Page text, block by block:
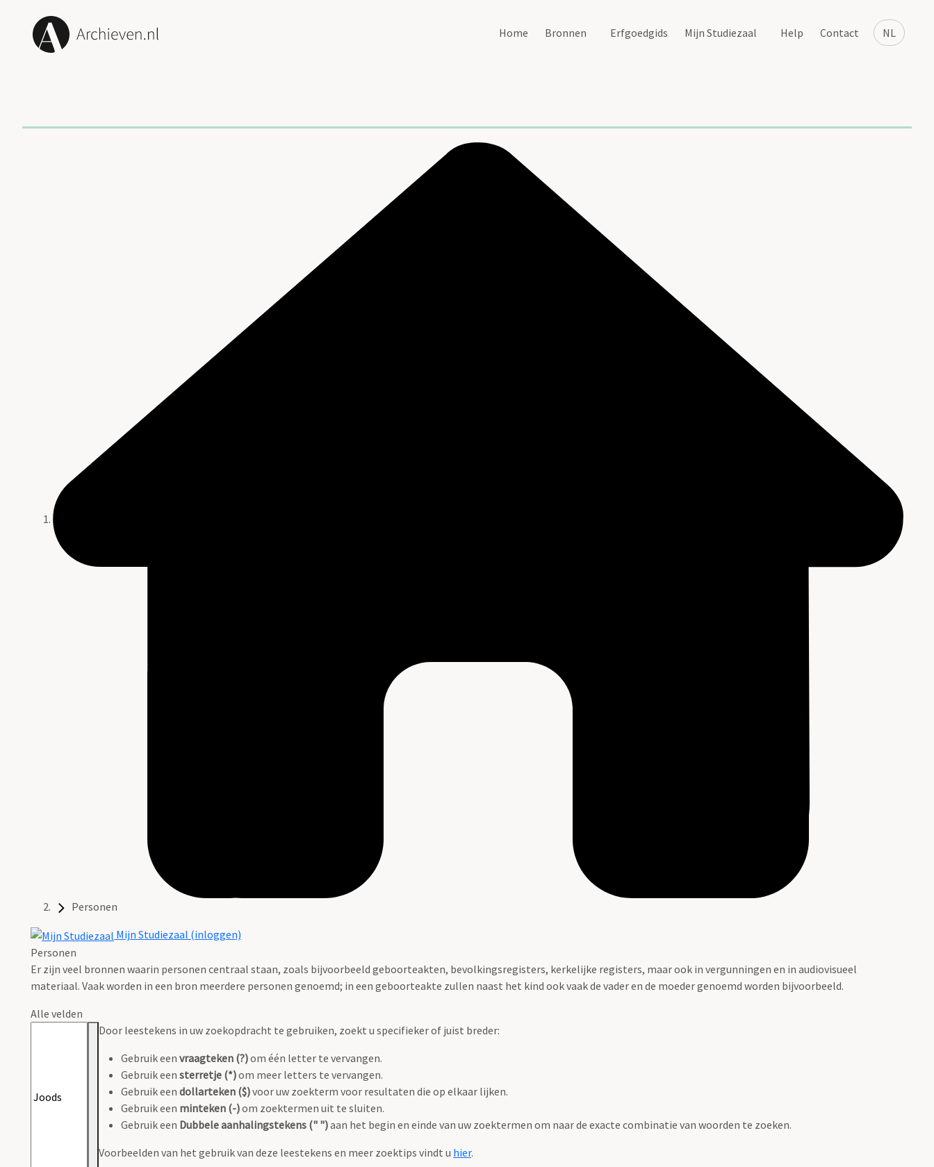
NL
Home Bronnen Erfgoedgids Mijn Studiezaal Help Contact
Personen
Mijn Studiezaal (inloggen)
Personen
Er zijn veel bronnen waarin personen centraal staan, zoals bijvoorbeeld geboorteakten, bevolkingsregisters, kerkelijke registers, maar ook in vergunningen en in audiovisueel
materiaal. Vaak worden in een bron meerdere personen genoemd; in een geboorteakte zullen naast het kind ook vaak de vader en de moeder genoemd worden bijvoorbeeld.
Alle velden
Door leestekens in uw zoekopdracht te gebruiken, zoekt u specifieker of juist breder:
Gebruik een vraagteken (?)om één letter te vervangen.
Gebruik een sterretje (*)om meer letters te vervangen.
Gebruik een dollarteken ($)voor uw zoekterm voor resultaten die op elkaar lijken.
Gebruik een minteken (-)om zoektermen uit te sluiten.
Gebruik een Dubbele aanhalingstekens (" ")aan het begin en einde van uw zoektermen om naar de exacte combinatie van woorden te zoeken.
Voorbeelden van het gebruik van deze leestekens en meer zoektips vindt u hier.